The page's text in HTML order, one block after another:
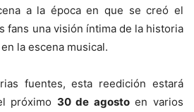
a la época en que se creó el
fans una visión íntima de la historia
la escena musical.
fuentes, esta reedición estará
próximo 30 de agostoen varios